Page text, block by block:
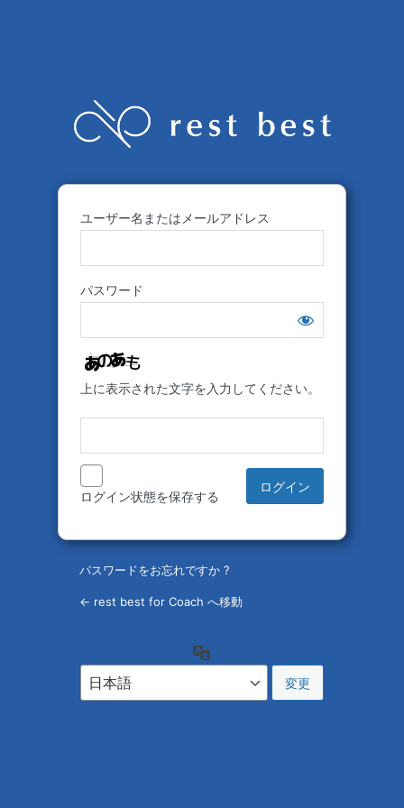
ユーザー名またはメールアドレス
パスワード
上に表示された文字を入力してください。
ログイン状態を保存する
パスワードをお忘れですか ?
← rest best for Coach へ移動
語